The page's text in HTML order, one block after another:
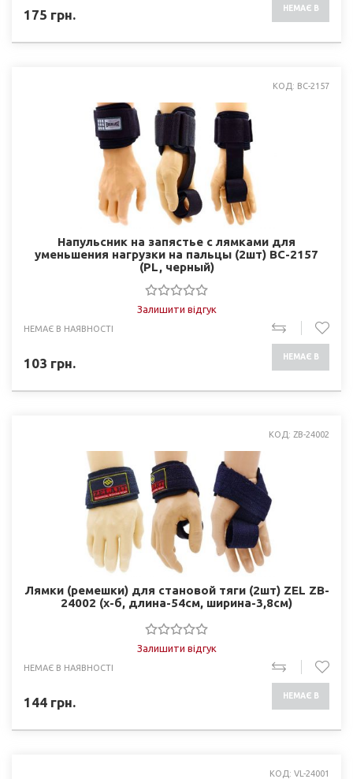
175 грн. НЕМАЄ В
КОД: BC-2157
Напульсник на запястье с лямками для
уменьшения нагрузки на пальцы (2шт) BC-2157
(PL, черный)
Залишити відгук
НЕМАЄ В НАЯВНОСТІ
103 грн. НЕМАЄ В
КОД: ZB-24002
Лямки (ремешки) для становой тяги (2шт) ZEL ZB-
24002 (х-б, длина-54см, ширина-3,8см)
Залишити відгук
НЕМАЄ В НАЯВНОСТІ
144 грн. НЕМАЄ В
КОД: VL-24001